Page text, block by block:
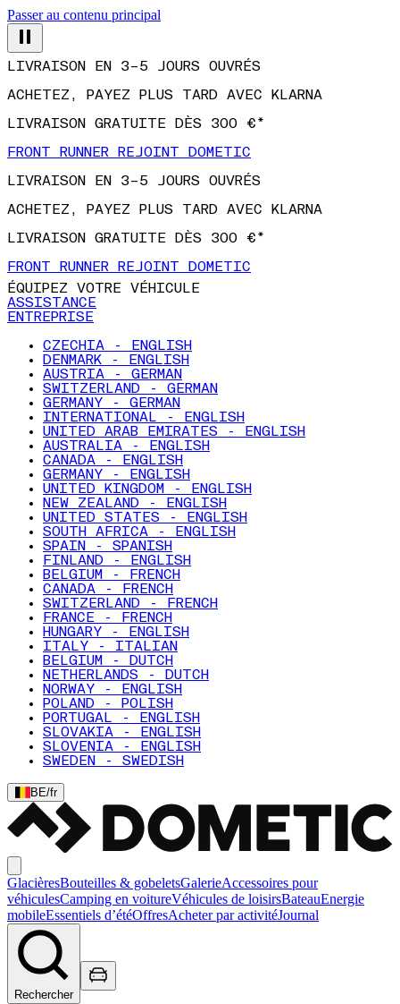
Passer au contenu principal
ACHETEZ, PAYEZ PLUS TARD AVEC KLARNA
LIVRAISON GRATUITE DÈS 300 €*
FRONT RUNNER REJOINT DOMETIC
LIVRAISON EN 3–5 JOURS OUVRÉS
ACHETEZ, PAYEZ PLUS TARD AVEC KLARNA
LIVRAISON GRATUITE DÈS 300 €*
FRONT RUNNER REJOINT DOMETIC
ÉQUIPEZ VOTRE VÉHICULE
ASSISTANCE
ENTREPRISE
CZECHIA - ENGLISH
DENMARK - ENGLISH
AUSTRIA - GERMAN
SWITZERLAND - GERMAN
GERMANY - GERMAN
INTERNATIONAL - ENGLISH
UNITED ARAB EMIRATES - ENGLISH
AUSTRALIA - ENGLISH
CANADA - ENGLISH
GERMANY - ENGLISH
UNITED KINGDOM - ENGLISH
NEW ZEALAND - ENGLISH
UNITED STATES - ENGLISH
SOUTH AFRICA - ENGLISH
SPAIN - SPANISH
FINLAND - ENGLISH
BELGIUM - FRENCH
CANADA - FRENCH
SWITZERLAND - FRENCH
FRANCE - FRENCH
HUNGARY - ENGLISH
ITALY - ITALIAN
BELGIUM - DUTCH
NETHERLANDS - DUTCH
NORWAY - ENGLISH
POLAND - POLISH
PORTUGAL - ENGLISH
SLOVAKIA - ENGLISH
SLOVENIA - ENGLISH
SWEDEN - SWEDISH
BE/fr
GlacièresBouteilles & gobeletsGalerieAccessoires pour
véhiculesCamping en voitureVéhicules de loisirsBateauEnergie
mobileEssentiels d’étéOffresAcheter par activitéJournal
Rechercher